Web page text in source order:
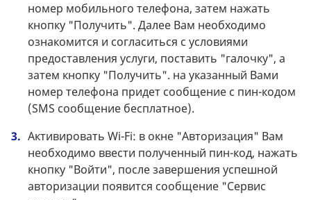
номер мобильного телефона, затем нажать
кнопку "Получить". Далее Вам необходимо
ознакомится и согласиться с условиями
предоставления услуги, поставить "галочку", а
затем кнопку "Получить". на указанный Вами
номер телефона придет сообщение с пин-кодом
(SMS сообщение бесплатное).
Активировать Wi-Fi: в окне "Авторизация" Вам
необходимо ввести полученный пин-код, нажать
кнопку "Войти", после завершения успешной
авторизации появится сообщение "Сервис